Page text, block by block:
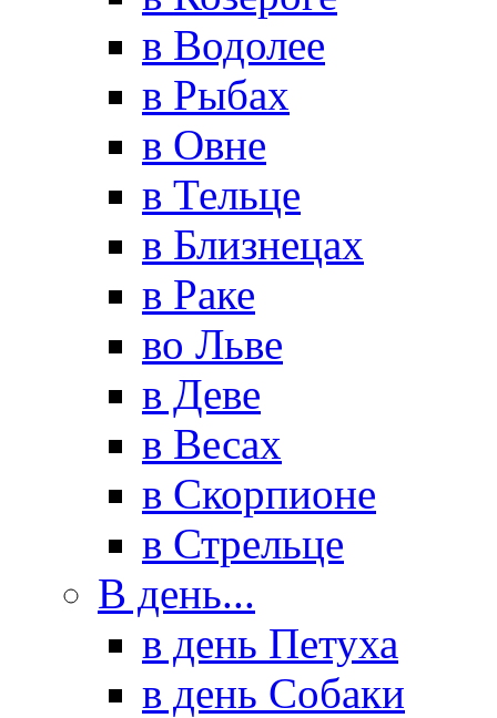
в Водолее
в Рыбах
в Овне
в Тельце
в Близнецах
в Раке
во Льве
в Деве
в Весах
в Скорпионе
в Стрельце
В день...
в день Петуха
в день Собаки